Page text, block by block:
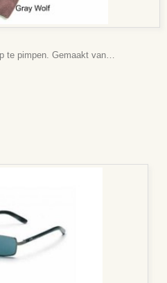
te pimpen. Gemaakt van…